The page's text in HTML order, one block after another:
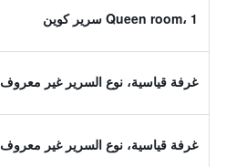
Queen room، 1 سرير كوين
غرفة قياسية، نوع السرير غير معروف
غرفة قياسية، نوع السرير غير معروف